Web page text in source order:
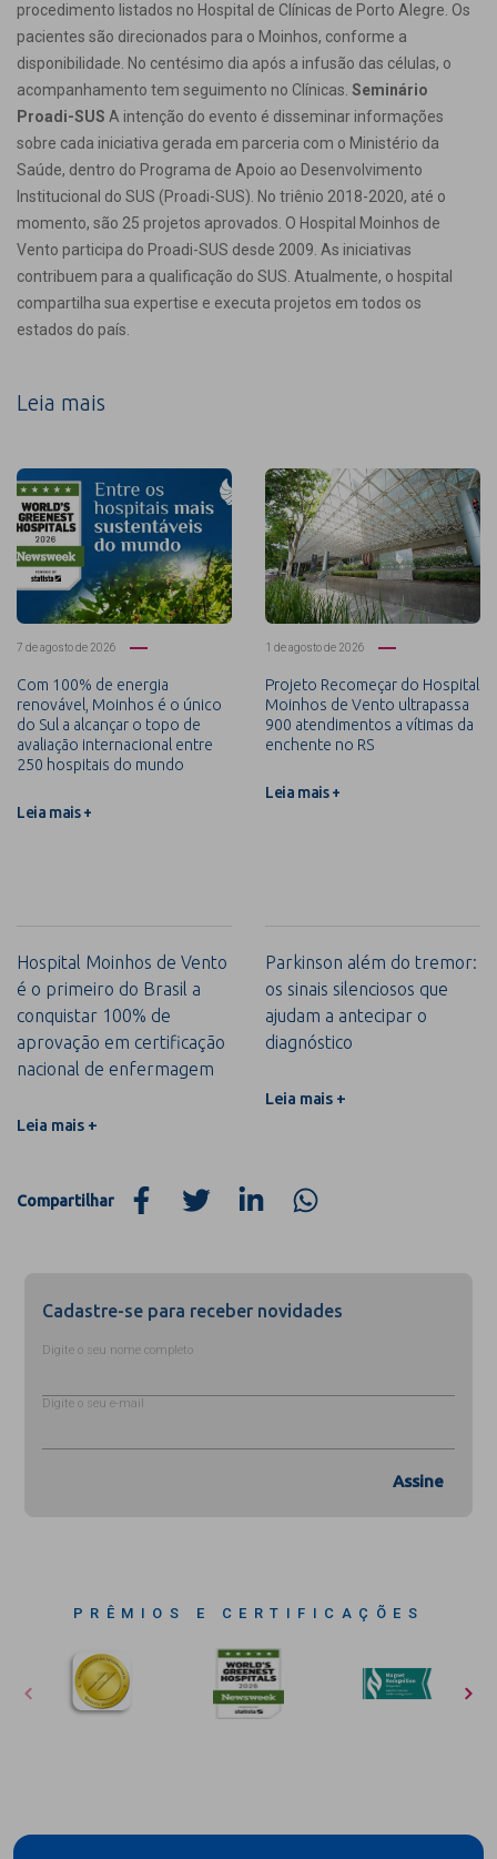
procedimento listados no Hospital de Clínicas de Porto Alegre. Os
pacientes são direcionados para o Moinhos, conforme a
disponibilidade. No centésimo dia após a infusão das células, o
acompanhamento tem seguimento no Clínicas. Seminário
Proadi-SUS A intenção do evento é disseminar informações
sobre cada iniciativa gerada em parceria com o Ministério da
Saúde, dentro do Programa de Apoio ao Desenvolvimento
Institucional do SUS (Proadi-SUS). No triênio 2018-2020, até o
momento, são 25 projetos aprovados. O Hospital Moinhos de
Vento participa do Proadi-SUS desde 2009. As iniciativas
contribuem para a qualificação do SUS. Atualmente, o hospital
compartilha sua expertise e executa projetos em todos os
estados do país.
Leia mais
7 de agosto de 2026
Com 100% de energia
renovável, Moinhos é o único
do Sul a alcançar o topo de
avaliação internacional entre
250 hospitais do mundo
Leia mais +
1 de agosto de 2026
Projeto Recomeçar do Hospital
Moinhos de Vento ultrapassa
900 atendimentos a vítimas da
enchente no RS
Leia mais +
Hospital Moinhos de Vento
é o primeiro do Brasil a
conquistar 100% de
aprovação em certificação
nacional de enfermagem
Leia mais +
Parkinson além do tremor:
os sinais silenciosos que
ajudam a antecipar o
diagnóstico
Leia mais +
Compartilhar
Cadastre-se para receber novidades
Digite o seu nome completo
Digite o seu e-mail
Assine
PRÊMIOS E CERTIFICAÇÕES